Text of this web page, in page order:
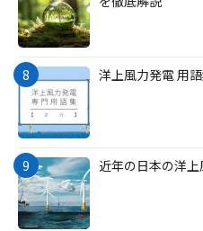
洋上風力発電 用
近年の日本の洋